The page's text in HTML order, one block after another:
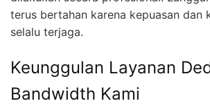
terus bertahan karena kepuasan dan
selalu terjaga.
Keunggulan Layanan
Bandwidth Kami